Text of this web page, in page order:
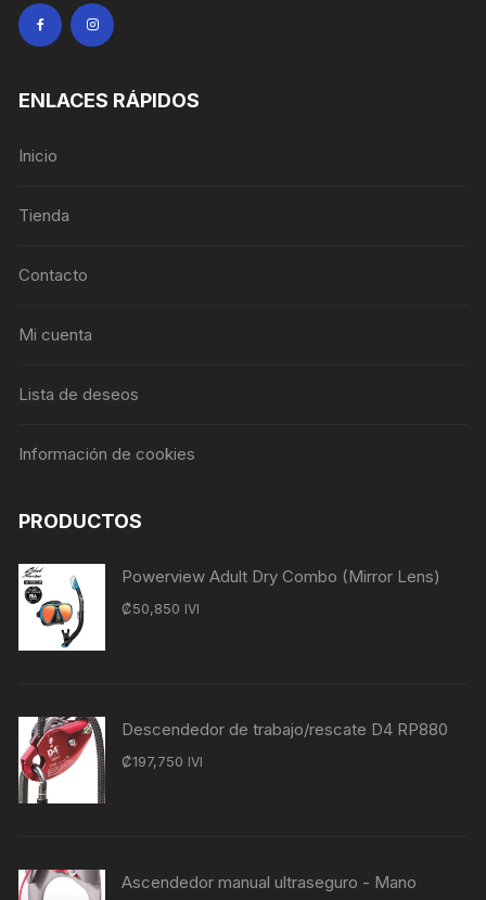
ENLACES RÁPIDOS
Inicio
Tienda
Contacto
Mi cuenta
Lista de deseos
Información de cookies
PRODUCTOS
Powerview Adult Dry Combo (Mirror Lens)
₡50,850 IVI
Descendedor de trabajo/rescate D4 RP880
₡197,750 IVI
Ascendedor manual ultraseguro - Mano